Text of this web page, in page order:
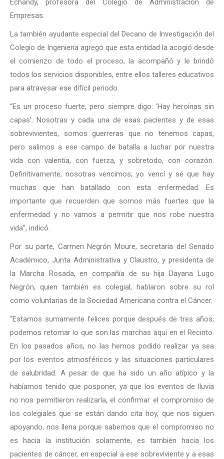
Empresas.
La también ayudante especial del Decano de Investigación del
Colegio de Ingeniería agregó que esta entidad la acogió desde
el comienzo de todo el proceso, la acompañó y le brindó
todos los servicios disponibles, entre ellos talleres educativos
para atravesar ese difícil periodo.
“Es un proceso fuerte, pero siempre digo: ‘Hay heroínas sin
capas’. Nosotras y cada una de esas pacientes y de esas
sobrevivientes, somos guerreras que no tenemos capas,
pero salimos a ese campo de batalla a luchar por nuestra
vida con valentía, con fuerza, y sobretodo, con corazón.
Definitivamente, nosotras vencimos; yo vencí y sé que hay
muchas que han batallado con esta enfermedad. Es
importante que recuerden que somos más fuertes que la
enfermedad y no vamos a permitir que nos robe nuestra
vida”, indicó.
Por su parte, Carmen Negrón Moure, secretaria del Senado
Académico, Junta Administrativa y Claustro, y presidenta de
la Marcha Rosada, en compañía de su hija Dayana Lugo
Negrón, quien también es colegial, hablaron sobre su rol
como voluntarias de la Sociedad Americana contra el Cáncer.
“Estamos sumamente felices porque después de tres años,
podemos retomar lo que son las marchas aquí en el Recinto.
En los pasados años, no las hemos podido realizar ya sea
por los eventos atmosféricos y las situaciones particulares
de salubridad. A pesar de que ha sido un año atípico y la
habíamos tenido que posponer, ya que los eventos de lluvia
no nos permitieron realizarla, el confirmar el compromiso de
los colegiales que se están dando cita hoy, que nos siguen
apoyando, nos llena porque sabemos que el compromiso no
es hacia la institución solamente, es también hacia los
pacientes de cáncer, en especial a ese sobreviviente y a esas